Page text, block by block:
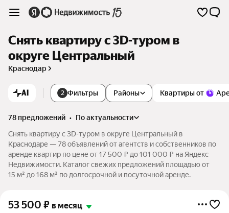
Снять квартиру c 3D-туром в
округе Центральный
Краснодар
AI 2 Фильтры Квартиры от
Районы
78 предложений •
по актуальности
Снять квартиру c 3D-туром в округе Центральный в
Краснодаре — 78 объявлений от агентств и собственников по
аренде квартир по цене от 17 500 ₽ до 101 000 ₽ на Яндекс
Недвижимости. Каталог свежих предложений площадью от
15 м² до 168 м² по долгосрочной и посуточной аренде.
53 500 ₽ в месяц